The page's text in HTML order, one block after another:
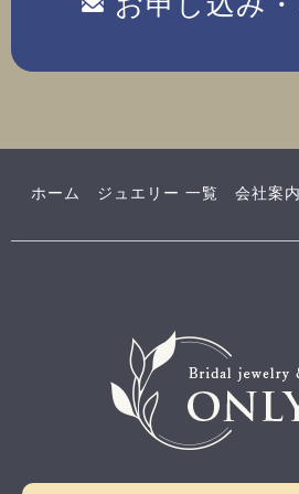
ホーム ジュエリー 一覧 会社案内